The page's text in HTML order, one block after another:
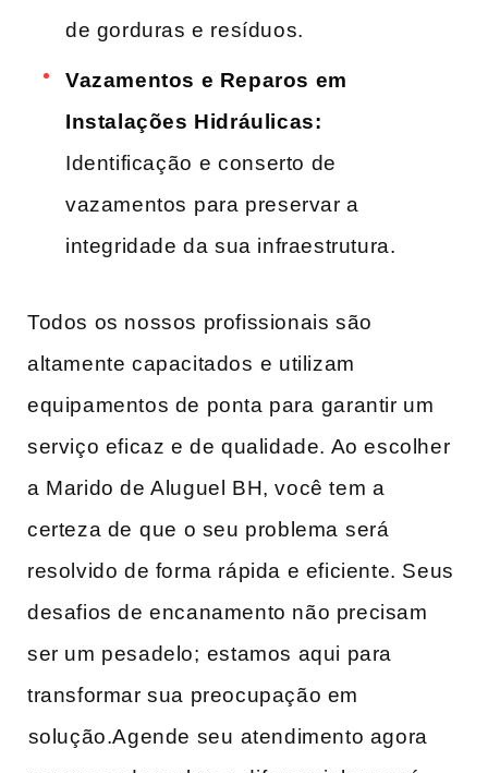
‌de gorduras e resíduos.
Vazamentos e​ Reparos em
Instalações‌ Hidráulicas:
Identificação ⁣e‌ conserto de
vazamentos⁢ para preservar a
integridade da‍ sua infraestrutura.
Todos ‌os nossos profissionais são
altamente capacitados ⁢e utilizam
‌equipamentos ‌de ponta ‌para⁣ garantir um
serviço eficaz e de qualidade. Ao escolher
‌a Marido de Aluguel BH, você tem a
certeza de ⁣que o seu problema ⁣será
resolvido ​de forma​ rápida e eficiente. Seus
desafios de encanamento não precisam
ser‌ um pesadelo;⁣ estamos aqui para
transformar sua preocupação em
⁤solução.Agende seu ⁣atendimento agora